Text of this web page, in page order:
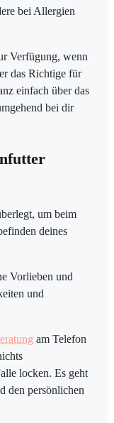
bei Allergien
Verfügung, wenn
das Richtige für
einfach über das
bei dir
um beim
deines
Vorlieben und
und
am Telefon
locken. Es geht
den persönlichen